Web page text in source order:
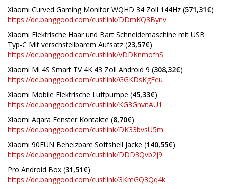
Xiaomi Curved Gaming Monitor WQHD 34 Zoll 144Hz (571,31€)
https://de.banggood.com/custlink/DDmKQ3Bynv
Xiaomi Elektrische Haar und Bart Schneidemaschine mit USB
Typ-C Mit verschstellbarem Aufsatz (23,57€)
https://de.banggood.com/custlink/vDDKnmofnS
Xiaomi Mi 4S Smart TV 4K 43 Zoll Android 9 (308,32€)
https://de.banggood.com/custlink/GGKDsKgFeu
Xiaomi Mobile Elektrische Luftpumpe (45,33€)
https://de.banggood.com/custlink/KG3GnvnAU1
Xiaomi Aqara Fenster Kontakte (8,70€)
https://de.banggood.com/custlink/DK33bvsU5m
Xiaomi 90FUN Beheizbare Softshell Jacke (140,55€)
https://de.banggood.com/custlink/DDD3Qvb2j9
Pro Android Box (31,51€)
https://de.banggood.com/custlink/3KmGQ3Qq4k